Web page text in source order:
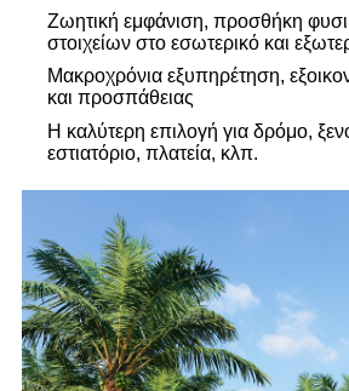
Ζωητική εμφάνιση, προσθήκη
στοιχείων στο εσωτερικό και
Μακροχρόνια εξυπηρέτηση,
και προσπάθειας
Η καλύτερη επιλογή για δρόμο,
εστιατόριο, πλατεία, κλπ.